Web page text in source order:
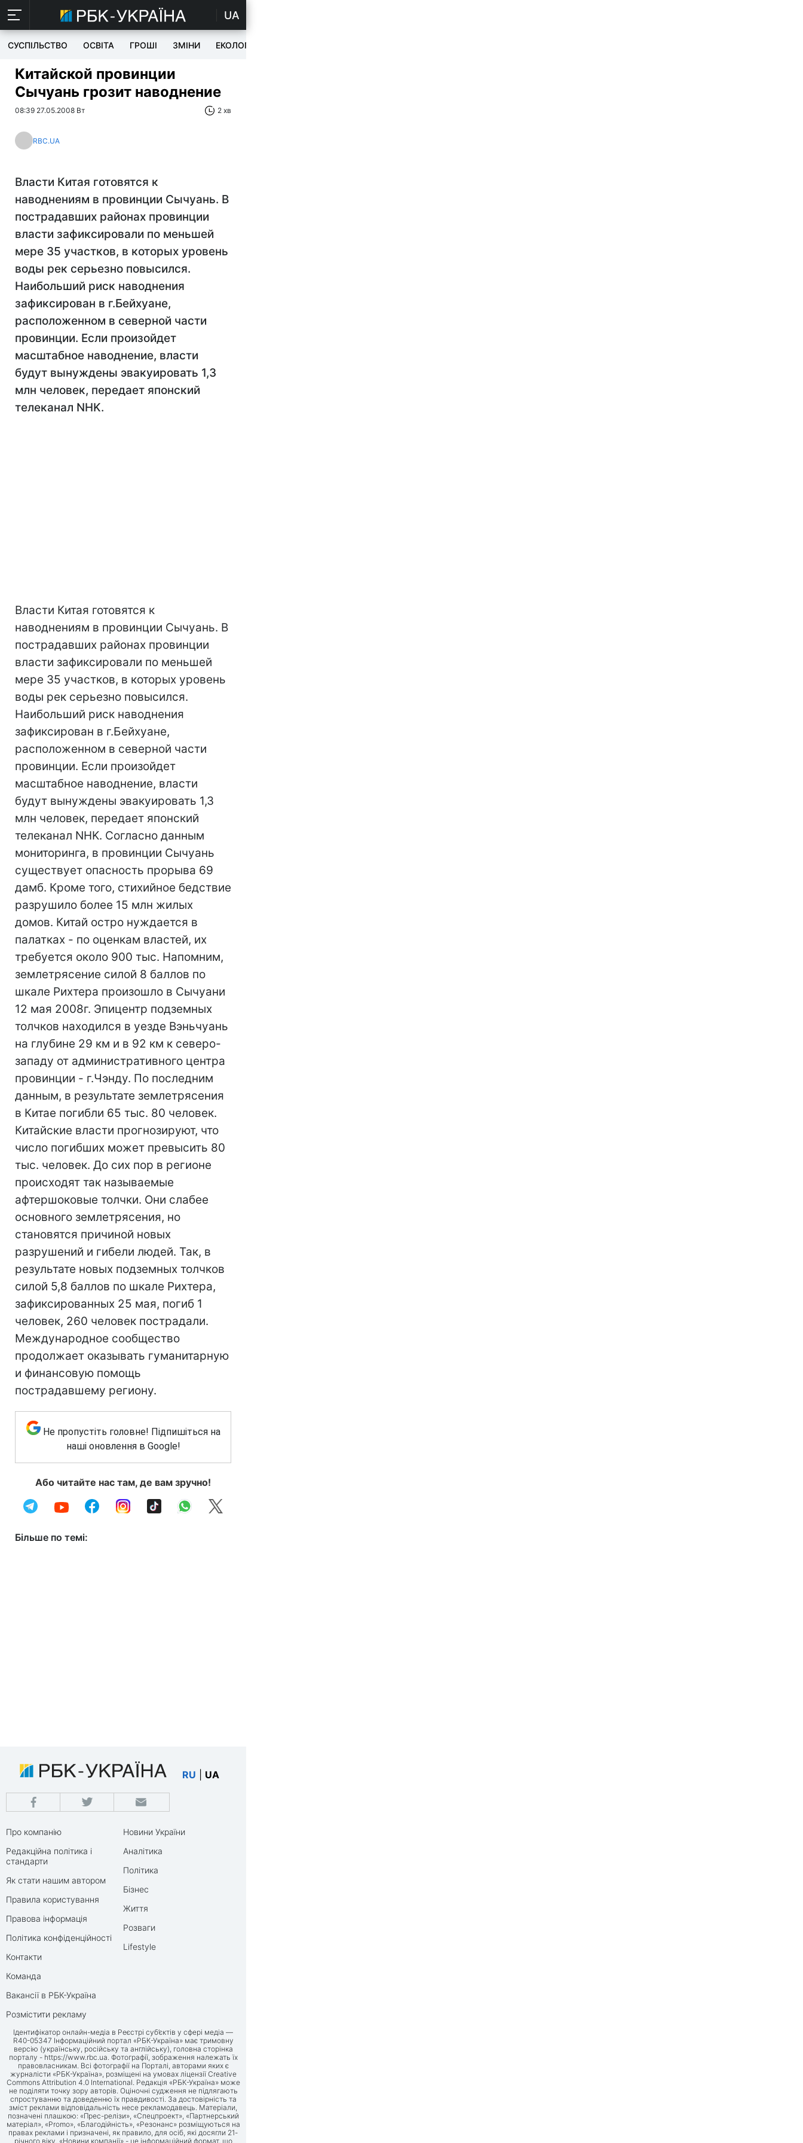
UA
СУСПІЛЬСТВО ОСВІТА ГРОШІ ЗМІНИ ЕКОЛОГІЯ
Китайской провинции
Сычуань грозит наводнение
08:39 27.05.2008 Вт 2 хв
RBC.UA
Власти Китая готовятся к
наводнениям в провинции Сычуань. В
пострадавших районах провинции
власти зафиксировали по меньшей
мере 35 участков, в которых уровень
воды рек серьезно повысился.
Наибольший риск наводнения
зафиксирован в г.Бейхуане,
расположенном в северной части
провинции. Если произойдет
масштабное наводнение, власти
будут вынуждены эвакуировать 1,3
млн человек, передает японский
телеканал NHK.
Власти Китая готовятся к
наводнениям в провинции Сычуань. В
пострадавших районах провинции
власти зафиксировали по меньшей
мере 35 участков, в которых уровень
воды рек серьезно повысился.
Наибольший риск наводнения
зафиксирован в г.Бейхуане,
расположенном в северной части
провинции. Если произойдет
масштабное наводнение, власти
будут вынуждены эвакуировать 1,3
млн человек, передает японский
телеканал NHK. Согласно данным
мониторинга, в провинции Сычуань
существует опасность прорыва 69
дамб. Кроме того, стихийное бедствие
разрушило более 15 млн жилых
домов. Китай остро нуждается в
палатках - по оценкам властей, их
требуется около 900 тыс. Напомним,
землетрясение силой 8 баллов по
шкале Рихтера произошло в Сычуани
12 мая 2008г. Эпицентр подземных
толчков находился в уезде Вэньчуань
на глубине 29 км и в 92 км к северо-
западу от административного центра
провинции - г.Чэнду. По последним
данным, в результате землетрясения
в Китае погибли 65 тыс. 80 человек.
Китайские власти прогнозируют, что
число погибших может превысить 80
тыс. человек. До сих пор в регионе
происходят так называемые
афтершоковые толчки. Они слабее
основного землетрясения, но
становятся причиной новых
разрушений и гибели людей. Так, в
результате новых подземных толчков
силой 5,8 баллов по шкале Рихтера,
зафиксированных 25 мая, погиб 1
человек, 260 человек пострадали.
Международное сообщество
продолжает оказывать гуманитарную
и финансовую помощь
пострадавшему региону.
Не пропустіть головне! Підпишіться на
наші оновлення в Google!
Або читайте нас там, де вам зручно!
Більше по темі:
RU UA
Про компанію
Редакційна політика і
стандарти
Як стати нашим автором
Правила користування
Правова інформація
Політика конфіденційності
Контакти
Команда
Вакансії в РБК-Україна
Розмістити рекламу
Новини України
Аналітика
Політика
Бізнес
Життя
Розваги
Lifestyle
Ідентифікатор онлайн-медіа в Реєстрі суб’єктів у сфері медіа —
R40-05347 Інформаційний портал «РБК-Україна» має тримовну
версію (українську, російську та англійську), головна сторінка
порталу - https://www.rbc.ua. Фотографії, зображення належать їх
правовласникам. Всі фотографії на Порталі, авторами яких є
журналісти «РБК-Україна», розміщені на умовах ліцензії Creative
Commons Attribution 4.0 International. Редакція «РБК-Україна» може
не поділяти точку зору авторів. Оціночні судження не підлягають
спростуванню та доведенню їх правдивості. За достовірність та
зміст реклами відповідальність несе рекламодавець. Матеріали,
позначені плашкою: «Прес-релізи», «Спецпроект», «Партнерський
матеріал», «Promo», «Благодійність», «Резонанс» розміщуються на
правах реклами і призначені, як правило, для осіб, які досягли 21-
річного віку. «Новини компанії» - це інформаційний формат, що